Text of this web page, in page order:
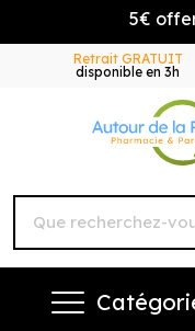
5€
Retrait GRATUIT
disponible en 3h